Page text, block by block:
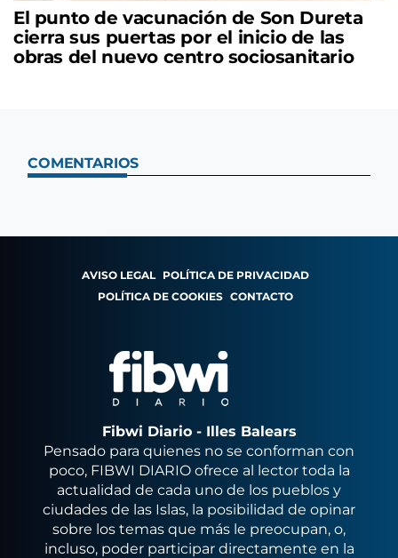
El punto de vacunación de Son Dureta
cierra sus puertas por el inicio de las
obras del nuevo centro sociosanitario
COMENTARIOS
AVISO LEGAL POLÍTICA DE PRIVACIDAD
POLÍTICA DE COOKIES CONTACTO
Fibwi Diario - Illes Balears
Pensado para quienes no se conforman con
poco, FIBWI DIARIO ofrece al lector toda la
actualidad de cada uno de los pueblos y
ciudades de las Islas, la posibilidad de opinar
sobre los temas que más le preocupan, o,
incluso, poder participar directamente en la